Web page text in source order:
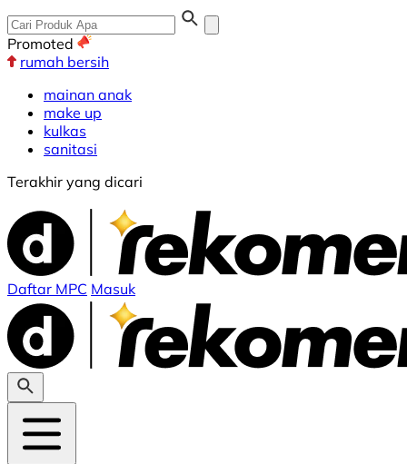
Promoted
rumah bersih
mainan anak
make up
kulkas
sanitasi
Terakhir yang dicari
Daftar MPC Masuk